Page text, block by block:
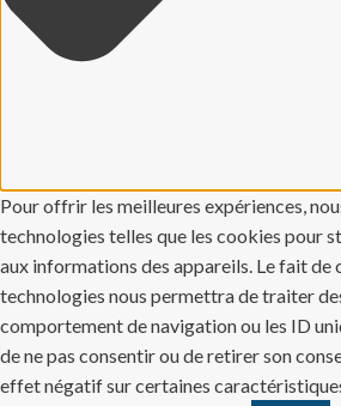
Pour offrir les meilleures expériences,
technologies telles que les cookies pour
aux informations des appareils. Le fait de
technologies nous permettra de traiter
comportement de navigation ou les ID
de ne pas consentir ou de retirer son
effet négatif sur certaines